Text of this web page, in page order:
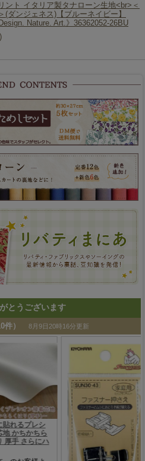
ント イタリア製タナローン生地<br>＜
(ダンジェネス)【ブルーネイビー】
Nature. Art.》36362052-26BU
とうございます